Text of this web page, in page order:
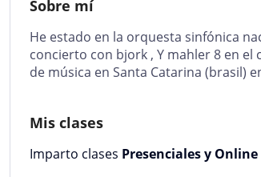
Sobre mí
He estado en la orquesta sinfónica
concierto con bjork , Y mahler 8 en
de música en Santa Catarina (brasil)
Mis clases
Imparto clases Presenciales y Online